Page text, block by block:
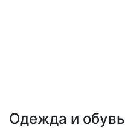
Одежда и обувь